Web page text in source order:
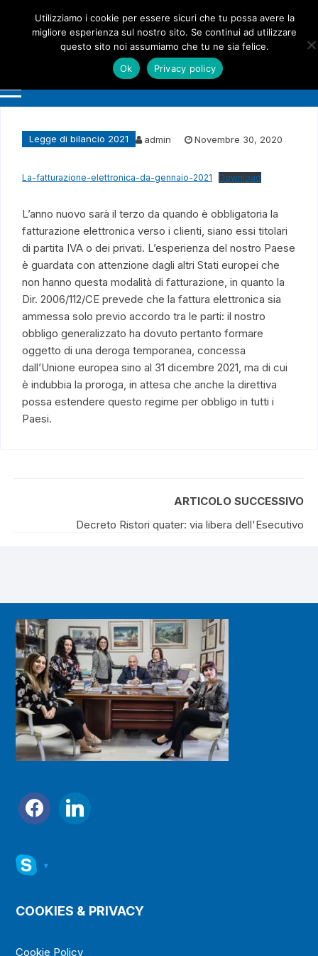
contenuto
Legge di bilancio 2021 admin Novembre 30, 2020
La-fatturazione-elettronica-da-gennaio-2021 Download
L’anno nuovo sarà il terzo da quando è obbligatoria la
fatturazione elettronica verso i clienti, siano essi titolari
di partita IVA o dei privati. L’esperienza del nostro Paese
è guardata con attenzione dagli altri Stati europei che
non hanno questa modalità di fatturazione, in quanto la
Dir. 2006/112/CE prevede che la fattura elettronica sia
ammessa solo previo accordo tra le parti: il nostro
obbligo generalizzato ha dovuto pertanto formare
oggetto di una deroga temporanea, concessa
dall’Unione europea sino al 31 dicembre 2021, ma di cui
è indubbia la proroga, in attesa che anche la direttiva
possa estendere questo regime per obbligo in tutti i
Paesi.
ARTICOLO SUCCESSIVO
Decreto Ristori quater: via libera dell'Esecutivo
facebook linkedin
▾
COOKIES & PRIVACY
Cookie Policy
Utilizziamo i cookie per essere sicuri che tu possa avere la
migliore esperienza sul nostro sito. Se continui ad utilizzare
questo sito noi assumiamo che tu ne sia felice.
Ok
Privacy policy